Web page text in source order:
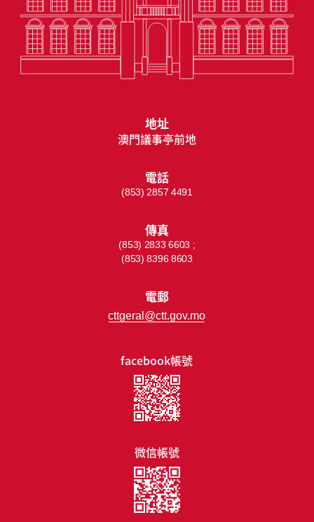
facebook帳號
微信帳號
地址
澳門議事亭前地
電話
(853) 2857 4491
傳真
(853) 2833 6603 ;
(853) 8396 8603
電郵
cttgeral@ctt.gov.mo